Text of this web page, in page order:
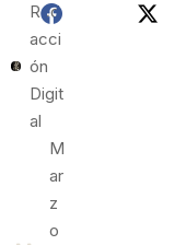
Red
Acci
Ón
Digit
Al
M
Ar
Z
O